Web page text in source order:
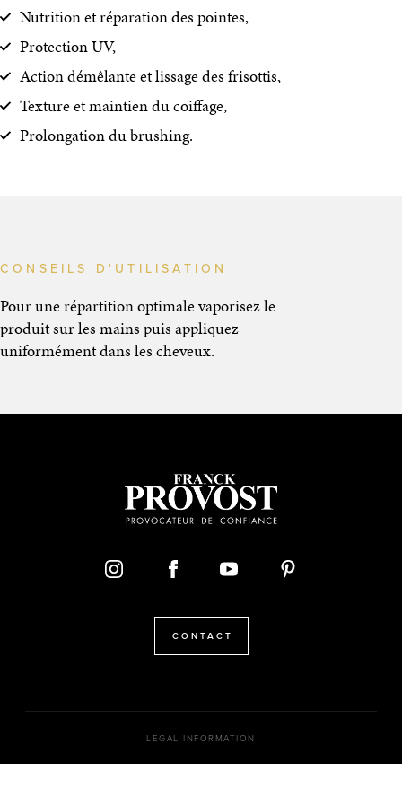
Nutrition et réparation des pointes,
Protection UV,
Action démêlante et lissage des frisottis,
Texture et maintien du coiffage,
Prolongation du brushing.
CONSEILS D'UTILISATION
Pour une répartition optimale vaporisez le
produit sur les mains puis appliquez
uniformément dans les cheveux.
CONTACT
LEGAL INFORMATION